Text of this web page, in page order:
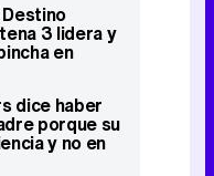
3 lidera y
en
dice haber
porque su
y no en